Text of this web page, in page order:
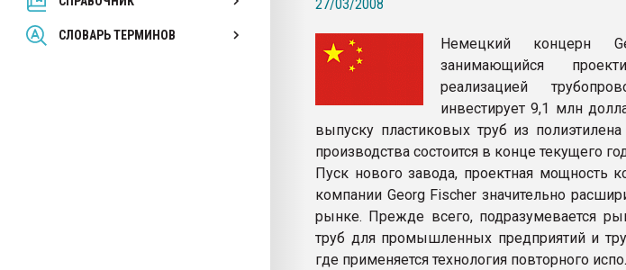
СЛОВАРЬ ТЕРМИНОВ
27/03/2008
Немецкий концерн
занимающийся
реализацией
инвестирует 9,1 млн
выпуску пластиковых труб из
производства состоится в конце текущего
Пуск нового завода, проектная мощность
компании Georg Fischer значительно
рынке. Прежде всего, подразумевается
труб для промышленных предприятий и
где применяется технология повторного